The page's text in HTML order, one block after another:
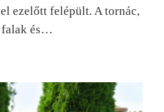
ezelőtt felépült. A tornác,
falak és…